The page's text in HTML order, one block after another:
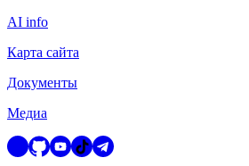
AI info
Карта сайта
Документы
Медиа